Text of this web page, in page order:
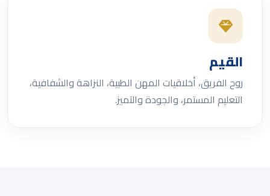
القيم
روح الفريق، أخلاقيات المهن الطبية، النزاهة والشفافية،
التعليم المستمر، والجودة والتميز.